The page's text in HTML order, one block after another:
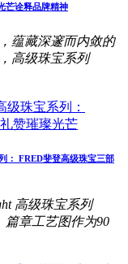
芒诠释品牌精神
蕴藏深邃而内敛的
高级珠宝系列
： FRED斐登高级珠宝三部
高级珠宝系列
篇章工艺图作为90